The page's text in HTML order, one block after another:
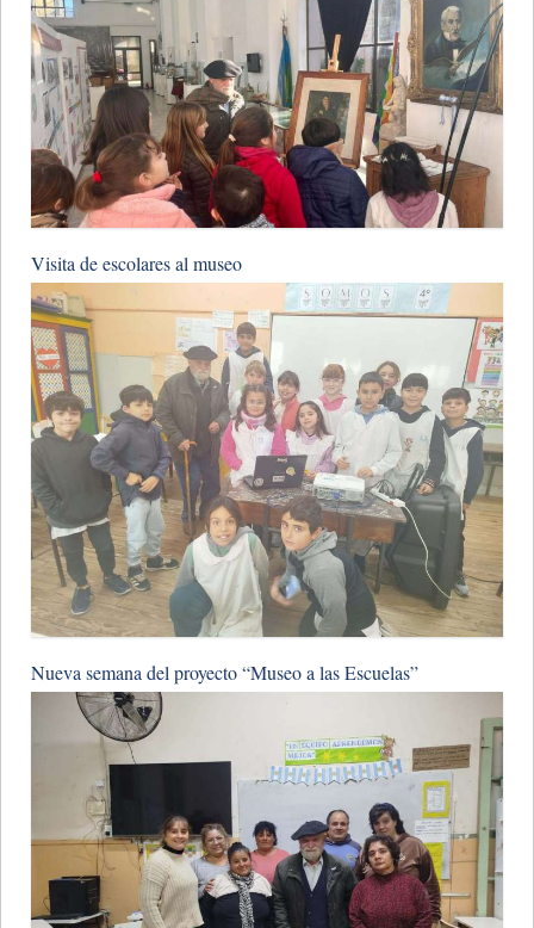
Visita de escolares al museo
Nueva semana del proyecto “Museo a las Escuelas”